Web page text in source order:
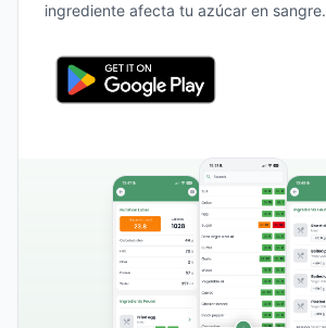
ingrediente afecta tu azúcar en sangre.